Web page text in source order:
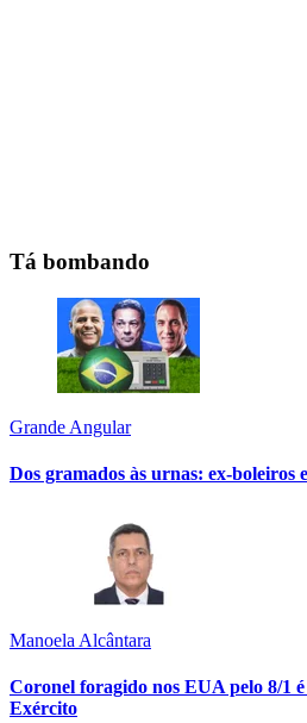
Tá bombando
Grande Angular
Dos gramados às urnas: ex-
Manoela Alcântara
Coronel foragido nos EUA pelo 8/1
Exército